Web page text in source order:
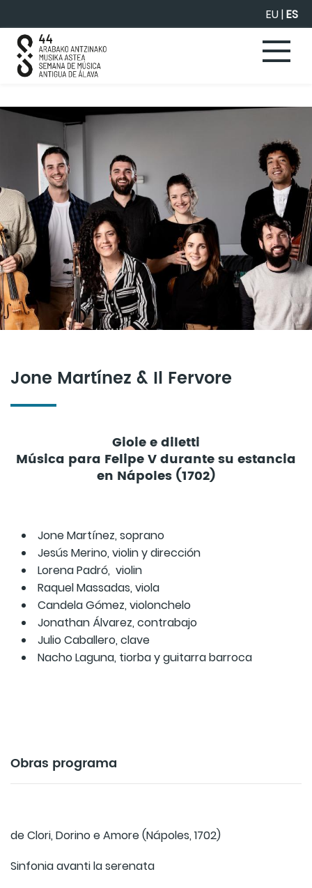
EU|ES
Jone Martínez & Il Fervore
Gioie e diletti
Música para Felipe V durante su estancia
en Nápoles (1702)
Jone Martínez, soprano
Jesús Merino, violin y dirección
Lorena Padró, violin
Raquel Massadas, viola
Candela Gómez, violonchelo
Jonathan Álvarez, contrabajo
Julio Caballero, clave
Nacho Laguna, tiorba y guitarra barroca
Obras programa
de Clori, Dorino e Amore (Nápoles, 1702)
Sinfonia avanti la serenata